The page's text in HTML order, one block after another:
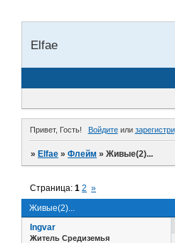
Elfae
Привет, Гость! Войдитеили
»Elfae »Флейм »Живые(2)...
Живые(2)...
Страница:1 2 »
Ingvar
Житель Средиземья